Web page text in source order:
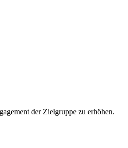
der Zielgruppe zu erhöhen.